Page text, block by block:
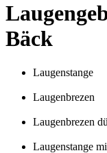
Bäck
Laugenstange
Laugenbrezen
Laugenbrezen
Laugenstange